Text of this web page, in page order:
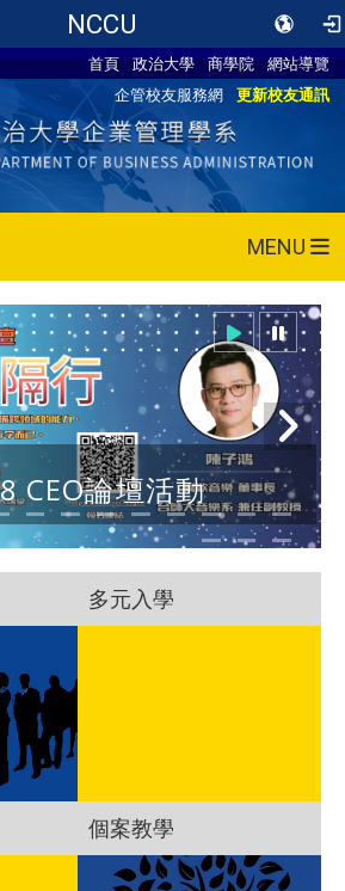
NCCU
首頁 政治大學 商學院
網站導覽
企管校友服務網
更新校友通訊
MENU
CEO論壇活動
多元入學
個案教學